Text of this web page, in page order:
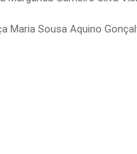
Maria Sousa Aquino